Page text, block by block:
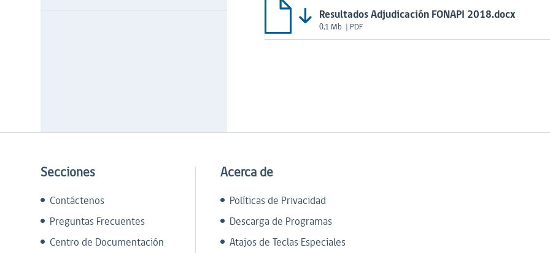
Resultados Adjudicación FONAPI 2018.docx
0,1 Mb | PDF
Secciones
Contáctenos
Preguntas Frecuentes
Centro de Documentación
Acerca de
Políticas de Privacidad
Descarga de Programas
Atajos de Teclas Especiales